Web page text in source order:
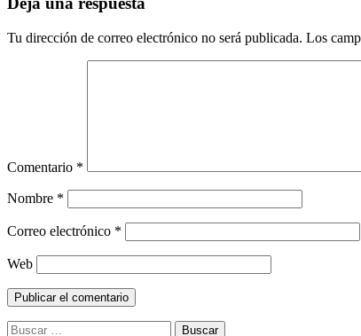
Tu dirección de correo electrónico no será publicada. Los
Comentario *
Nombre *
Correo electrónico *
Web
Buscar: